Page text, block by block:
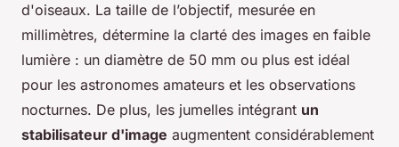
d'oiseaux. La taille de l’objectif, mesurée en
millimètres, détermine la clarté des images en faible
lumière : un diamètre de 50 mm ou plus est idéal
pour les astronomes amateurs et les observations
nocturnes. De plus, les jumelles intégrant un
stabilisateur d'image augmentent considérablement